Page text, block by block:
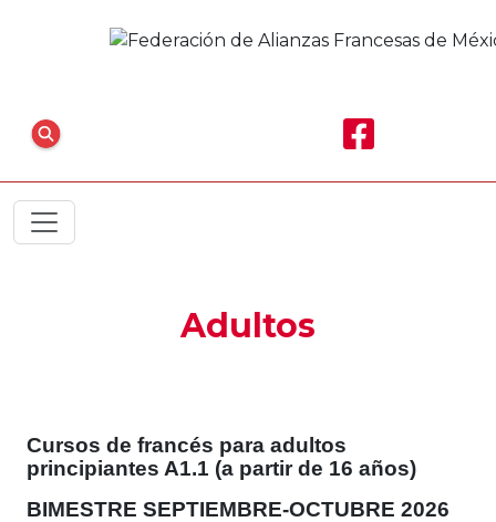
Adultos
Cursos de francés para adultos
principiantes A1.1 (a partir de 16 años)
BIMESTRE SEPTIEMBRE-OCTUBRE 2026